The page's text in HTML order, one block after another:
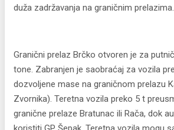
duža zadržavanja na graničnim prelazima.
Granični prelaz Brčko otvoren je za
tone. Zabranjen je saobraćaj za vozila
dozvoljene mase na graničnom prelazu
Zvornika). Teretna vozila preko 5 t
granične prelaze Bratunac ili Rača, dok